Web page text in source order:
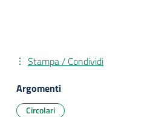
Stampa / Condividi
Argomenti
Circolari